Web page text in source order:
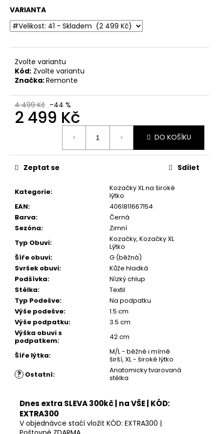
VARIANTA
Zvolte variantu
Kód: Zvolte variantu
Značka:Remonte
4 499 Kč –44 %
2 499 Kč
DO KOŠÍKU
Kategorie:
Kozačky XL na široké
lýtko
EAN:
4061811667154
Barva:
Černá
Sezóna:
Zimní
Typ Obuvi:
Kozačky, Kozačky XL
Lýtko
Šíře obuvi:
G (běžná)
Svršek obuvi:
Kůže hladká
Podšívka:
Nízký chlup
Stélka:
Textil
Typ Podešve:
Na podpatku
Výše podešve:
1.5 cm
Výše podpatku:
3.5 cm
Výška obuvi s
podpatkem:
42 cm
Šíře lýtka:
M/L - běžné i mírně
širší, XL - široké lýtko
? Ostatní:
Anatomicky tvarovaná
stélka
Zeptat se Sdílet
Dnes extra SLEVA 300kč | na VŠE | KÓD:
EXTRA300
V objednávce stačí vložit KÓD: EXTRA300 |
u
j
e
e
DÁMSKÉ
NAZOUVÁKY
PANTOFLE
KOŽENOU
999
Kč